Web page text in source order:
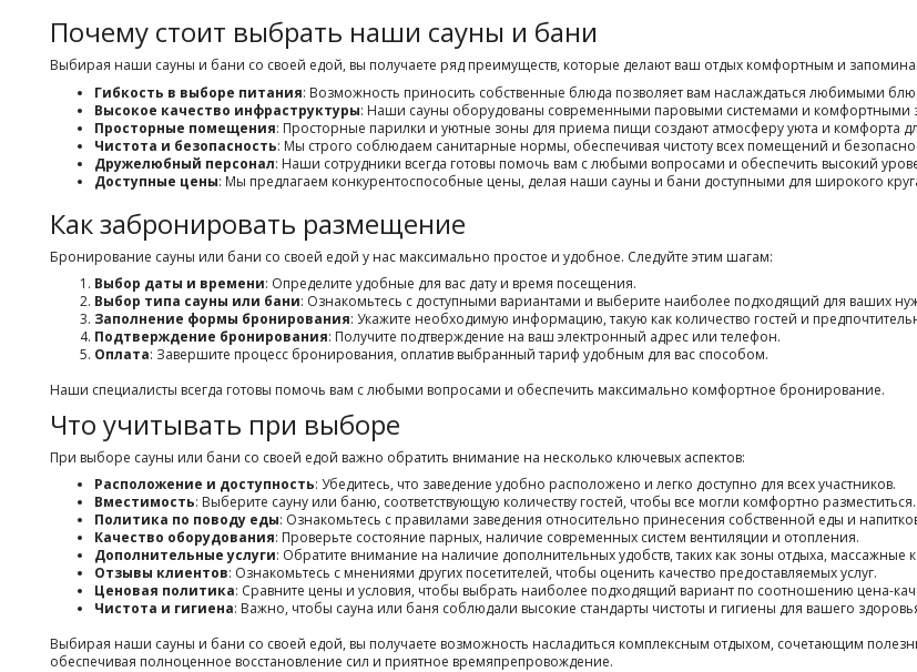
Почему стоит выбрать наши сауны и бани
Выбирая наши сауны и бани со своей едой, вы получаете ряд преимуществ, которые делают ваш отдых комфортным и
Гибкость в выборе питания: Возможность приносить собственные блюда позволяет вам наслаждаться любимыми
Высокое качество инфраструктуры: Наши сауны оборудованы современными паровыми системами и комфортными
Просторные помещения: Просторные парилки и уютные зоны для приема пищи создают атмосферу уюта и комфорта
Чистота и безопасность: Мы строго соблюдаем санитарные нормы, обеспечивая чистоту всех помещений и
Дружелюбный персонал: Наши сотрудники всегда готовы помочь вам с любыми вопросами и обеспечить высокий
Доступные цены: Мы предлагаем конкурентоспособные цены, делая наши сауны и бани доступными для широкого
Как забронировать размещение
Бронирование сауны или бани со своей едой у нас максимально простое и удобное. Следуйте этим шагам:
Выбор даты и времени: Определите удобные для вас дату и время посещения.
Выбор типа сауны или бани: Ознакомьтесь с доступными вариантами и выберите наиболее подходящий для ваших
Заполнение формы бронирования: Укажите необходимую информацию, такую как количество гостей и
Подтверждение бронирования: Получите подтверждение на ваш электронный адрес или телефон.
Оплата: Завершите процесс бронирования, оплатив выбранный тариф удобным для вас способом.
Наши специалисты всегда готовы помочь вам с любыми вопросами и обеспечить максимально комфортное бронирование.
Что учитывать при выборе
При выборе сауны или бани со своей едой важно обратить внимание на несколько ключевых аспектов:
Расположение и доступность: Убедитесь, что заведение удобно расположено и легко доступно для всех участников.
Вместимость: Выберите сауну или баню, соответствующую количеству гостей, чтобы все могли комфортно разместиться.
Политика по поводу еды: Ознакомьтесь с правилами заведения относительно принесения собственной еды и
Качество оборудования: Проверьте состояние парных, наличие современных систем вентиляции и отопления.
Дополнительные услуги: Обратите внимание на наличие дополнительных удобств, таких как зоны отдыха, массажные
Отзывы клиентов: Ознакомьтесь с мнениями других посетителей, чтобы оценить качество предоставляемых услуг.
Ценовая политика: Сравните цены и условия, чтобы выбрать наиболее подходящий вариант по соотношению цена-
Чистота и гигиена: Важно, чтобы сауна или баня соблюдали высокие стандарты чистоты и гигиены для вашего
Выбирая наши сауны и бани со своей едой, вы получаете возможность насладиться комплексным отдыхом, сочетающим
обеспечивая полноценное восстановление сил и приятное времяпрепровождение.